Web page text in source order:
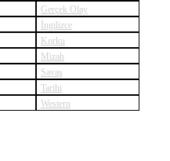
Gerçek Olay
İngilizce
Korku
Mizah
Savaş
Tarihi
Western